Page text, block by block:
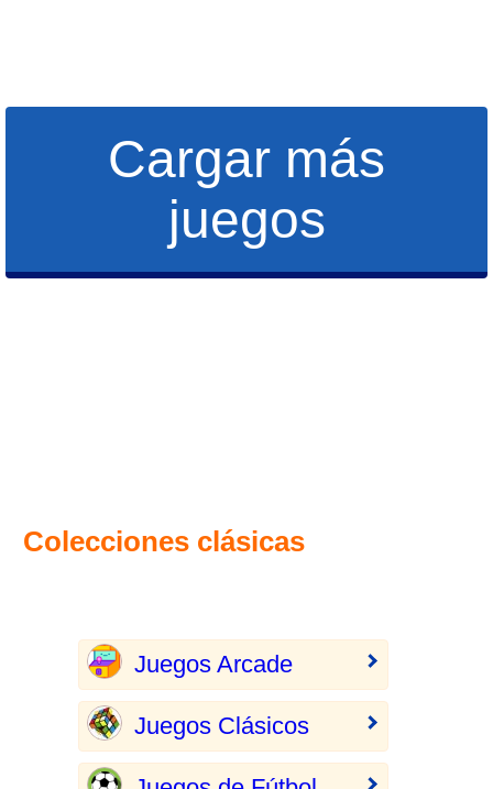
Cargar más
juegos
Colecciones clásicas
Juegos Arcade
Juegos Clásicos